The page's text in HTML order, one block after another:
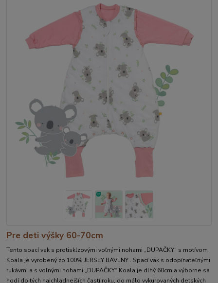
Pre deti výšky 60-70cm
Tento spací vak s protisklzovými voľnými nohami „DUPAČKY“ s motívom
Koala je vyrobený zo 100% JERSEY BAVLNY . Spací vak s odopínateľnými
rukávmi a s voľnými nohami „DUPAČKY“ Koala je dlhý 60cm a výborne sa
hodí do tých najchladnejších častí roku, do málo vykurovaných detských